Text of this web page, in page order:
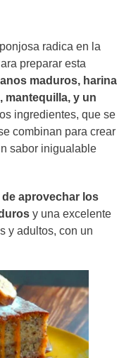
radica en la
preparar esta
maduros, harina
mantequilla, y un
ingredientes, que se
combinan para crear
sabor inigualable
de aprovechar los
y una excelente
y adultos, con un